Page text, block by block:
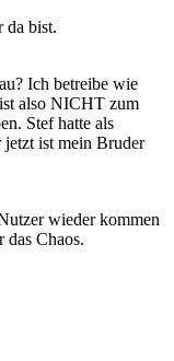
da bist.
Ich betreibe wie
also NICHT zum
Stef hatte als
jetzt ist mein Bruder
wieder kommen
Chaos.